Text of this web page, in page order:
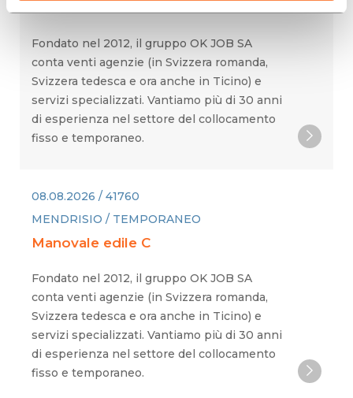
Fondato nel 2012, il gruppo OK JOB SA
conta venti agenzie (in Svizzera romanda,
Svizzera tedesca e ora anche in Ticino) e
servizi specializzati. Vantiamo più di 30 anni
di esperienza nel settore del collocamento
fisso e temporaneo.
08.08.2026 / 41760
MENDRISIO / TEMPORANEO
Manovale edile C
Fondato nel 2012, il gruppo OK JOB SA
conta venti agenzie (in Svizzera romanda,
Svizzera tedesca e ora anche in Ticino) e
servizi specializzati. Vantiamo più di 30 anni
di esperienza nel settore del collocamento
fisso e temporaneo.